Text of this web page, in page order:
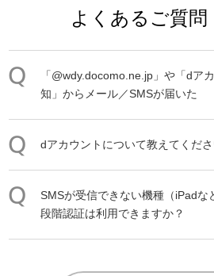
よくあるご質問
「@wdy.docomo.ne.jp」や「dア
知」からメール／SMSが届いた
dアカウントについて教えてくだ
SMSが受信できない機種（iPadな
段階認証は利用できますか？